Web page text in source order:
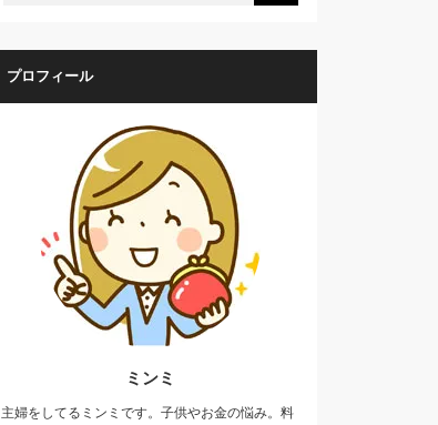
プロフィール
ミンミ
主婦をしてるミンミです。子供やお金の悩み。料